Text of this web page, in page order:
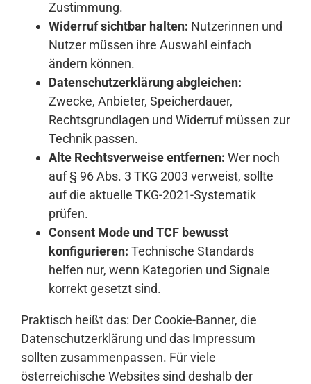
Zustimmung.
Widerruf sichtbar halten: Nutzerinnen und
Nutzer müssen ihre Auswahl einfach
ändern können.
Datenschutzerklärung abgleichen:
Zwecke, Anbieter, Speicherdauer,
Rechtsgrundlagen und Widerruf müssen zur
Technik passen.
Alte Rechtsverweise entfernen: Wer noch
auf § 96 Abs. 3 TKG 2003 verweist, sollte
auf die aktuelle TKG-2021-Systematik
prüfen.
Consent Mode und TCF bewusst
konfigurieren: Technische Standards
helfen nur, wenn Kategorien und Signale
korrekt gesetzt sind.
Praktisch heißt das: Der Cookie-Banner, die
Datenschutzerklärung und das Impressum
sollten zusammenpassen. Für viele
österreichische Websites sind deshalb der